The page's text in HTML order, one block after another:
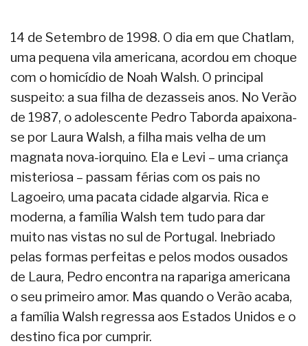
14 de Setembro de 1998. O dia em que Chatlam,
uma pequena vila americana, acordou em choque
com o homicídio de Noah Walsh. O principal
suspeito: a sua filha de dezasseis anos. No Verão
de 1987, o adolescente Pedro Taborda apaixona-
se por Laura Walsh, a filha mais velha de um
magnata nova-iorquino. Ela e Levi – uma criança
misteriosa – passam férias com os pais no
Lagoeiro, uma pacata cidade algarvia. Rica e
moderna, a família Walsh tem tudo para dar
muito nas vistas no sul de Portugal. Inebriado
pelas formas perfeitas e pelos modos ousados
de Laura, Pedro encontra na rapariga americana
o seu primeiro amor. Mas quando o Verão acaba,
a família Walsh regressa aos Estados Unidos e o
destino fica por cumprir.